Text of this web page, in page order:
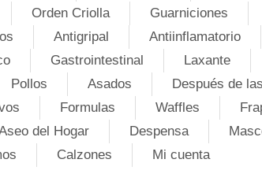
Orden Criolla Guarniciones
Antigripal Antiinflamatorio
Gastrointestinal Laxante
Pollos Asados Después de
Formulas Waffles
del Hogar Despensa
Calzones Mi cuenta